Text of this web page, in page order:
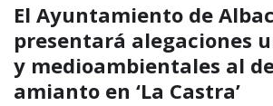
El Ayuntamiento de
presentará alegaciones
y medioambientales al
amianto en ‘La Castra’